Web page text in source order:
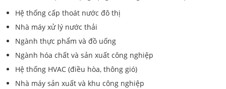
Hệ thống cấp thoát nước đô thị
Nhà máy xử lý nước thải
Ngành thực phẩm và đồ uống
Ngành hóa chất và sản xuất công nghiệp
Hệ thống HVAC (điều hòa, thông gió)
Nhà máy sản xuất và khu công nghiệp